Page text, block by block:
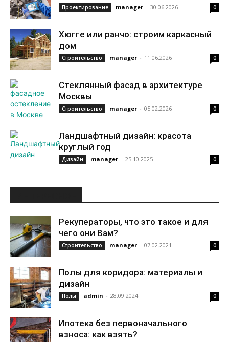
Проектирование manager - 30.06.2026 0
Хюгге или ранчо: строим каркасный
дом
Строительство manager - 11.06.2026 0
Стеклянный фасад в архитектуре
Москвы
Строительство manager - 05.02.2026 0
Ландшафтный дизайн: красота
круглый год
Дизайн manager - 25.10.2025 0
Рекуператоры, что это такое и для
чего они Вам?
Строительство manager - 07.02.2021 0
Полы для коридора: материалы и
дизайн
Полы admin - 28.09.2024 0
Ипотека без первоначального
взноса: как взять?